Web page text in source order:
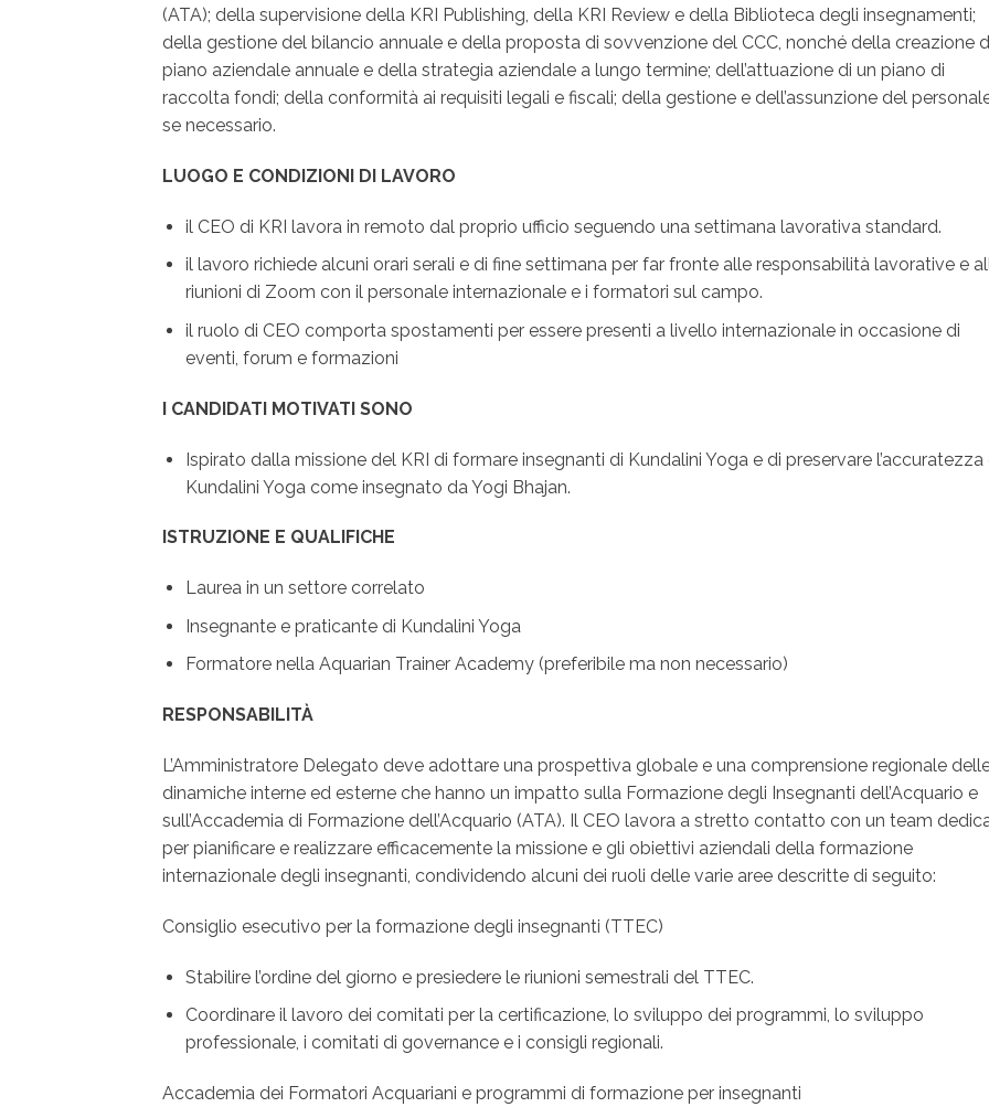
(ATA); della supervisione della KRI Publishing, della KRI Review e della Biblioteca degli insegnamenti;
della gestione del bilancio annuale e della proposta di sovvenzione del CCC, nonché della creazione
piano aziendale annuale e della strategia aziendale a lungo termine; dell’attuazione di un piano di
raccolta fondi; della conformità ai requisiti legali e fiscali; della gestione e dell’assunzione del
se necessario.
LUOGO E CONDIZIONI DI LAVORO
il CEO di KRI lavora in remoto dal proprio ufficio seguendo una settimana lavorativa standard.
il lavoro richiede alcuni orari serali e di fine settimana per far fronte alle responsabilità lavorative e
riunioni di Zoom con il personale internazionale e i formatori sul campo.
il ruolo di CEO comporta spostamenti per essere presenti a livello internazionale in occasione di
eventi, forum e formazioni
I CANDIDATI MOTIVATI SONO
Ispirato dalla missione del KRI di formare insegnanti di Kundalini Yoga e di preservare l’accuratezza
Kundalini Yoga come insegnato da Yogi Bhajan.
ISTRUZIONE E QUALIFICHE
Laurea in un settore correlato
Insegnante e praticante di Kundalini Yoga
Formatore nella Aquarian Trainer Academy (preferibile ma non necessario)
RESPONSABILITÀ
L’Amministratore Delegato deve adottare una prospettiva globale e una comprensione regionale
dinamiche interne ed esterne che hanno un impatto sulla Formazione degli Insegnanti dell’Acquario e
sull’Accademia di Formazione dell’Acquario (ATA). Il CEO lavora a stretto contatto con un team
per pianificare e realizzare efficacemente la missione e gli obiettivi aziendali della formazione
internazionale degli insegnanti, condividendo alcuni dei ruoli delle varie aree descritte di seguito:
Consiglio esecutivo per la formazione degli insegnanti (TTEC)
Stabilire l’ordine del giorno e presiedere le riunioni semestrali del TTEC.
Coordinare il lavoro dei comitati per la certificazione, lo sviluppo dei programmi, lo sviluppo
professionale, i comitati di governance e i consigli regionali.
Accademia dei Formatori Acquariani e programmi di formazione per insegnanti